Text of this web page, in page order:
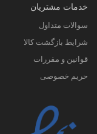
خدمات مشتریان
سوالات متداول
شرایط بازگشت کالا
قوانین و مقررات
حریم خصوصی